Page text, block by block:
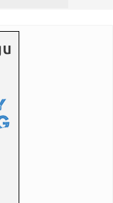
turneju u jesen 2026.
zločine u Đakovici,
Oglasio se RHMZ – i
radi nege